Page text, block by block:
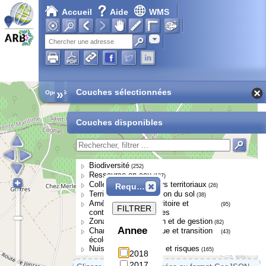
Accueil Aide WMS
Adresse
Open Street Map
» Couches sélectionnées
Couches disponibles
Biodiversité (252)
Ressource en eau (107)
Collectivités et acteurs territoriaux (26)
Territoires et occupation du sol (38)
Aménagement du territoire et
continuités écologiques
(95)
Zonages de protection et de gestion (82)
Changement climatique et transition
écologique
(43)
Nuisances, pressions et risques (165)
Requête
Annee
2018
FILTRER